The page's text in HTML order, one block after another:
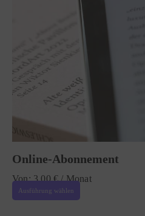
Online-Abonnement
Von:3,00€ / Monat
Ausführung wählen